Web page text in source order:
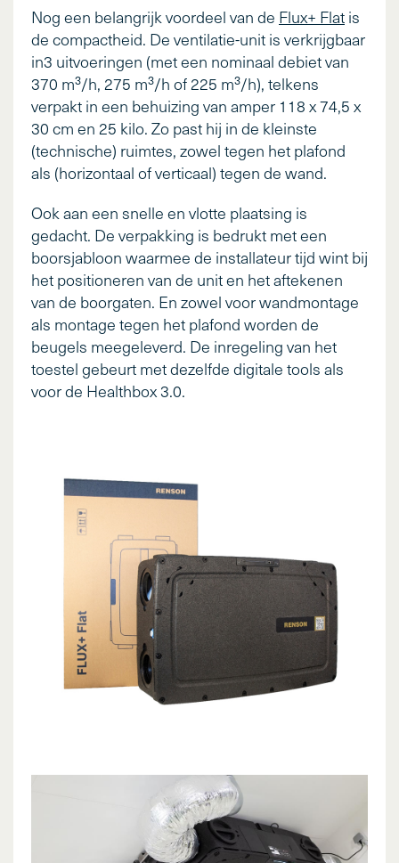
Nog een belangrijk voordeel van de Flux+ Flat is
de compactheid. De ventilatie-unit is verkrijgbaar
in3 uitvoeringen (met een nominaal debiet van
370 m³/h, 275 m³/h of 225 m³/h), telkens
verpakt in een behuizing van amper 118 x 74,5 x
30 cm en 25 kilo. Zo past hij in de kleinste
(technische) ruimtes, zowel tegen het plafond
als (horizontaal of verticaal) tegen de wand.
Ook aan een snelle en vlotte plaatsing is
gedacht. De verpakking is bedrukt met een
boorsjabloon waarmee de installateur tijd wint bij
het positioneren van de unit en het aftekenen
van de boorgaten. En zowel voor wandmontage
als montage tegen het plafond worden de
beugels meegeleverd. De inregeling van het
toestel gebeurt met dezelfde digitale tools als
voor de Healthbox 3.0.